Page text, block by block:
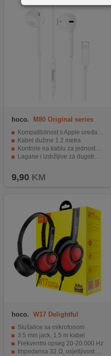
hoco. M80 Original series
Kompatibilnost s Apple uređajima
Kabel dužine 1.2 metra
Kontrole na kablu za jednostavno upravljanje
Lagane i izdržljive za dugotrajnu udobnost
9,90 KM
hoco. W17 Delightful
Headphones MIC BK
Slušalice sa mikrofonom
3.5 mm jack, 1.5 m kabel
Frekventni opseg 20-20.000 Hz
Impedansa 32 Ω, osjetljivost 103 dB